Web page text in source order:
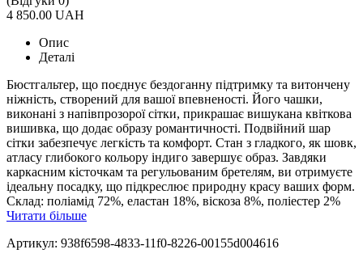
4 850.00 UAH
Опис
Деталі
Бюстгальтер, що поєднує бездоганну підтримку та витончену
ніжність, створений для вашої впевненості. Його чашки,
виконані з напівпрозорої сітки, прикрашає вишукана квіткова
вишивка, що додає образу романтичності. Подвійний шар
сітки забезпечує легкість та комфорт. Стан з гладкого, як шовк,
атласу глибокого кольору індиго завершує образ. Завдяки
каркасним кісточкам та регульованим бретелям, ви отримуєте
ідеальну посадку, що підкреслює природну красу ваших форм.
Склад: поліамід 72%, еластан 18%, віскоза 8%, поліестер 2%
Читати більше
Артикул: 938f6598-4833-11f0-8226-00155d004616